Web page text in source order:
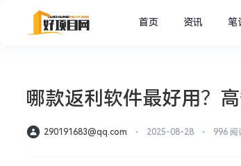
首页 资讯 笔
哪款返利软件最好用？
290191683@qq.com ⋅ 2025-08-28 ⋅ 996 阅